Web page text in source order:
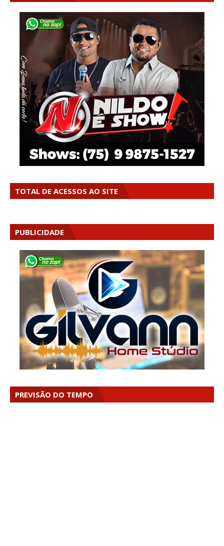
TOTAL DE ACESSOS AO SITE
PUBLICIDADE
PREVISÃO DO TEMPO